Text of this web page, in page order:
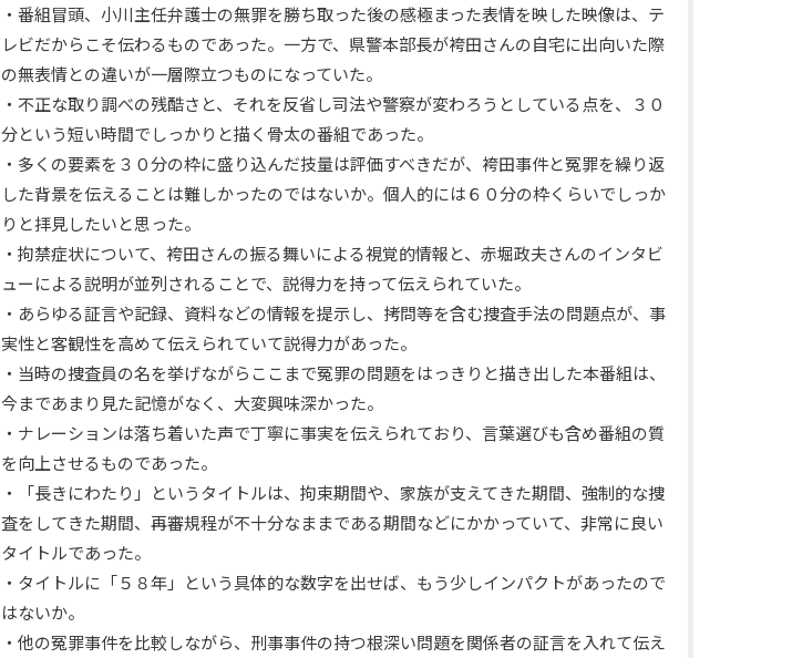
・番組冒頭、小川主任弁護士の無罪を勝ち取った後の感極まった表情を映した映像は、テ
レビだからこそ伝わるものであった。一方で、県警本部長が袴田さんの自宅に出向いた際
の無表情との違いが一層際立つものになっていた。
・不正な取り調べの残酷さと、それを反省し司法や警察が変わろうとしている点を、３０
分という短い時間でしっかりと描く骨太の番組であった。
・多くの要素を３０分の枠に盛り込んだ技量は評価すべきだが、袴田事件と冤罪を繰り返
した背景を伝えることは難しかったのではないか。個人的には６０分の枠くらいでしっか
りと拝見したいと思った。
・拘禁症状について、袴田さんの振る舞いによる視覚的情報と、赤堀政夫さんのインタビ
ューによる説明が並列されることで、説得力を持って伝えられていた。
・あらゆる証言や記録、資料などの情報を提示し、拷問等を含む捜査手法の問題点が、事
実性と客観性を高めて伝えられていて説得力があった。
・当時の捜査員の名を挙げながらここまで冤罪の問題をはっきりと描き出した本番組は、
今まであまり見た記憶がなく、大変興味深かった。
・ナレーションは落ち着いた声で丁寧に事実を伝えられており、言葉選びも含め番組の質
を向上させるものであった。
・「長きにわたり」というタイトルは、拘束期間や、家族が支えてきた期間、強制的な捜
査をしてきた期間、再審規程が不十分なままである期間などにかかっていて、非常に良い
タイトルであった。
・タイトルに「５８年」という具体的な数字を出せば、もう少しインパクトがあったので
はないか。
・他の冤罪事件を比較しながら、刑事事件の持つ根深い問題を関係者の証言を入れて伝え